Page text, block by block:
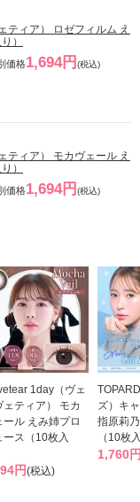
ティア） ロゼフィルム え
）
価格1,694円 (税込)
ティア） モカヴェール え
）
価格1,694円 (税込)
1day（ヴェ
ェティア） モカ
ール えみ姉プロ
ース（10枚入
円(税込)
ズ）キ
指原莉
（10枚
1,760